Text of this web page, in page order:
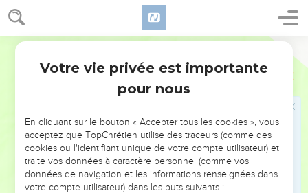
1 Thessaloniciens 3
nous désirons vous revoir.
Alors, frères et sœurs, au milieu de tous nos malheurs et de
nos souffrances, votre foi nous a encouragés.
Maintenant, nous revivons parce que vous restez forts dans
joie que vous nous donnez devant lui ?
Nuit et jour, voici ce que nous lui demandons avec force :
qu’il nous permette de vous revoir et de compléter ce qui
manque à votre foi.
Votre vie privée est importante
pour nous
En cliquant sur le bouton « Accepter tous les cookies », vous
acceptez que TopChrétien utilise des traceurs (comme des
cookies ou l'identifiant unique de votre compte utilisateur) et
traite vos données à caractère personnel (comme vos
données de navigation et les informations renseignées dans
votre compte utilisateur) dans les buts suivants :